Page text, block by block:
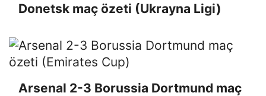
Donetsk maç özeti (Ukrayna Ligi)
Arsenal 2-3 Borussia Dortmund maç